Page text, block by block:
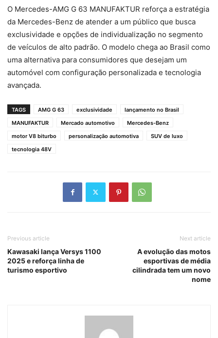
O Mercedes-AMG G 63 MANUFAKTUR reforça a estratégia
da Mercedes-Benz de atender a um público que busca
exclusividade e opções de individualização no segmento
de veículos de alto padrão. O modelo chega ao Brasil como
uma alternativa para consumidores que desejam um
automóvel com configuração personalizada e tecnologia
avançada.
TAGS AMG G 63 exclusividade
lançamento no Brasil
MANUFAKTUR
Mercado automotivo
Mercedes-Benz
motor V8 biturbo
personalização automotiva
SUV de luxo
tecnologia 48V
Previous article
Kawasaki lança Versys 1100
2025 e reforça linha de
turismo esportivo
Next article
A evolução das motos
esportivas de média
cilindrada tem um novo
nome